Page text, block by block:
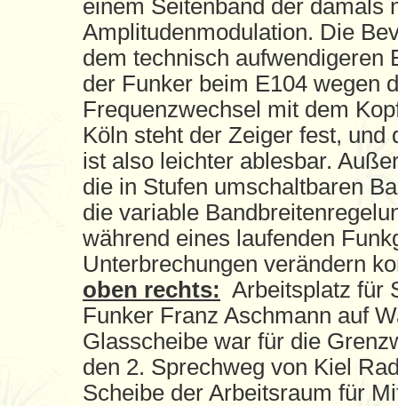
einem Seitenband der damals
Amplitudenmodulation. Die
dem technisch aufwendigeren
der Funker beim E104 wegen
Frequenzwechsel mit dem
Köln steht der Zeiger fest,
ist also leichter ablesbar.
die in Stufen umschaltbaren
die variable
während eines laufenden
Unterbrechungen verändern
oben rechts: Arbeitsplatz für
Funker Franz Aschmann auf
Glasscheibe war für die
den 2. Sprechweg von Kiel
Scheibe der Arbeitsraum für